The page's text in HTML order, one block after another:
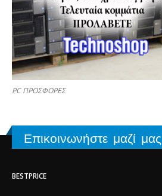
PC ΠΡΟΣΦΟΡΕΣ
Επικοινωνήστε μαζί μας
BESTPRICE